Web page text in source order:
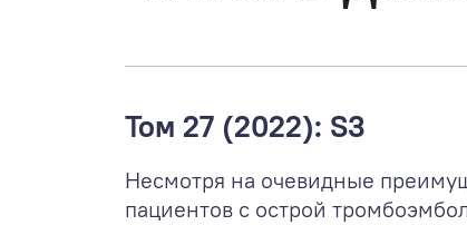
Том 27 (2022): S3
Несмотря на очевидные
пациентов с острой